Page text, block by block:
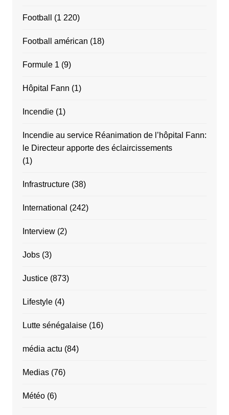
Football (1 220)
Football américan (18)
Formule 1 (9)
Hôpital Fann (1)
Incendie(1)
Incendie au service Réanimation de l’hôpital Fann:
le Directeur apporte des éclaircissements
(1)
Infrastructure(38)
International (242)
Interview(2)
Jobs(3)
Justice(873)
Lifestyle(4)
Lutte sénégalaise(16)
média actu (84)
Medias(76)
Météo(6)